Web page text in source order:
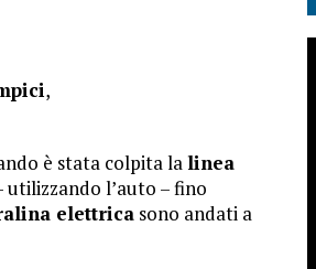
,
è stata colpita lalinea
utilizzando l’auto – fino
elettrica sono andati a